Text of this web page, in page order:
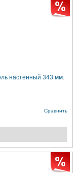
настенный 343 мм.
Сравнить